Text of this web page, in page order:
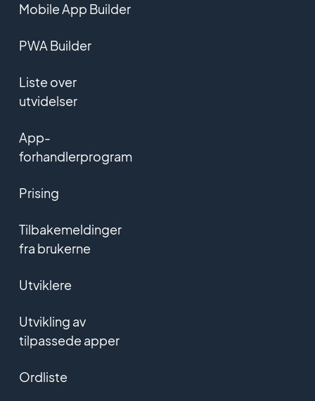
Mobile App Builder
PWA Builder
Liste over
utvidelser
App-
forhandlerprogram
Prising
Tilbakemeldinger
fra brukerne
Utviklere
Utvikling av
tilpassede apper
Ordliste